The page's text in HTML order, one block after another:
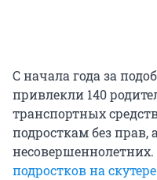
С начала года за
привлекли 140
транспортных
подросткам без прав,
подростков на скутере